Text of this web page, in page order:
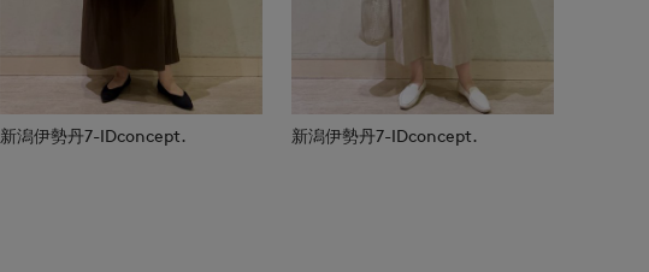
新潟伊勢丹7-IDconcept. 新潟伊勢丹7-IDconcept.